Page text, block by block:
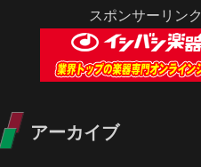
スポンサーリンク
アーカイブ